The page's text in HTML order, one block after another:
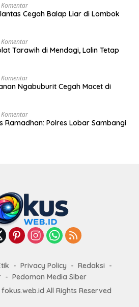
Cegah Balap Liar di Lombok
Tarawih di Mendagi, Lalin Tetap
Ngabuburit Cegah Macet di
Ramadhan: Polres Lobar Sambangi
Privacy Policy
Redaksi
Pedoman Media Siber
All Rights Reserved